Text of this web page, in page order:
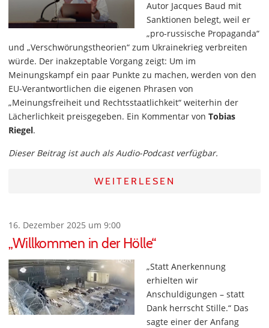
Autor Jacques Baud mit
Sanktionen belegt, weil er
„pro-russische Propaganda“
und „Verschwörungstheorien“ zum Ukrainekrieg verbreiten
würde. Der inakzeptable Vorgang zeigt: Um im
Meinungskampf ein paar Punkte zu machen, werden von den
EU-Verantwortlichen die eigenen Phrasen von
„Meinungsfreiheit und Rechtsstaatlichkeit“ weiterhin der
Lächerlichkeit preisgegeben. Ein Kommentar von Tobias
Riegel.
Dieser Beitrag ist auch als Audio-Podcast verfügbar.
WEITERLESEN
16. Dezember 2025 um 9:00
„Willkommen in der Hölle“
„Statt Anerkennung
erhielten wir
Anschuldigungen – statt
Dank herrscht Stille.“ Das
sagte einer der Anfang